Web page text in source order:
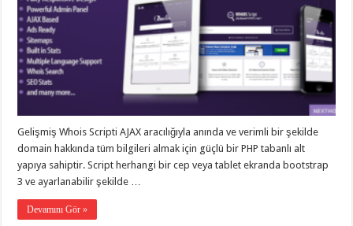
taşımacılık,
gaziantep
organizasyon
gaziantep
organizasyon
gaziantep
organizasyon,
gaziantep
gaziantep
organizasyon
gaziantep
organizasyon,
gaziantep
palyaço,
twitter
twitter
Gelişmiş Whois Scripti AJAX aracılığıyla anında ve verimli bir şekilde
domain hakkında tüm bilgileri almak için güçlü bir PHP tabanlı alt
yapıya sahiptir. Script herhangi bir cep veya tablet ekranda bootstrap
3 ve ayarlanabilir şekilde …
Devamını Gör »